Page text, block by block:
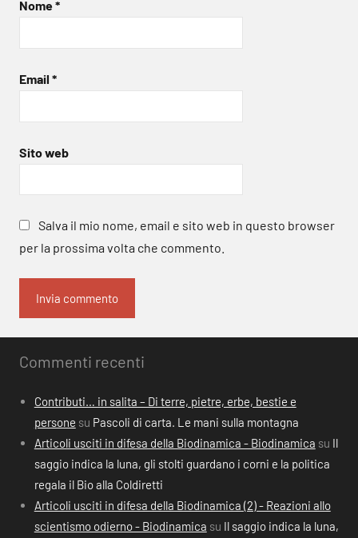
Nome*
Email *
Sito web
Salva il mio nome, email e sito web in questo browser
per la prossima volta che commento.
Commenti recenti
Contributi… in salita – Di terre, pietre, erbe, bestie e
persone su Pascoli di carta. Le mani sulla montagna
Articoli usciti in difesa della Biodinamica - Biodinamica su Il
saggio indica la luna, gli stolti guardano i corni e la politica
regala il Bio alla Coldiretti
Articoli usciti in difesa della Biodinamica (2) - Reazioni allo
scientismo odierno - Biodinamica su Il saggio indica la luna,